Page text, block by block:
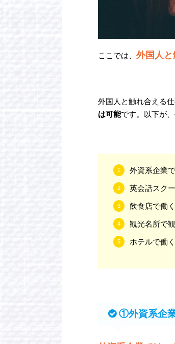
ここでは、 外国人
外国人と触れ合える
は可能です。以下が
外資系企業
英会話スク
飲食店で働く
観光名所で
ホテルで働く
①外資系企